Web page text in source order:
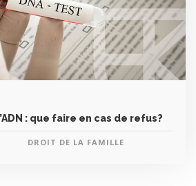
: que faire en cas de refus?
DROIT DE LA FAMILLE